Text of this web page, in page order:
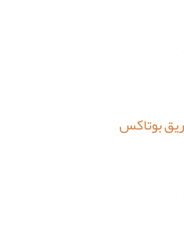
بوتاکس